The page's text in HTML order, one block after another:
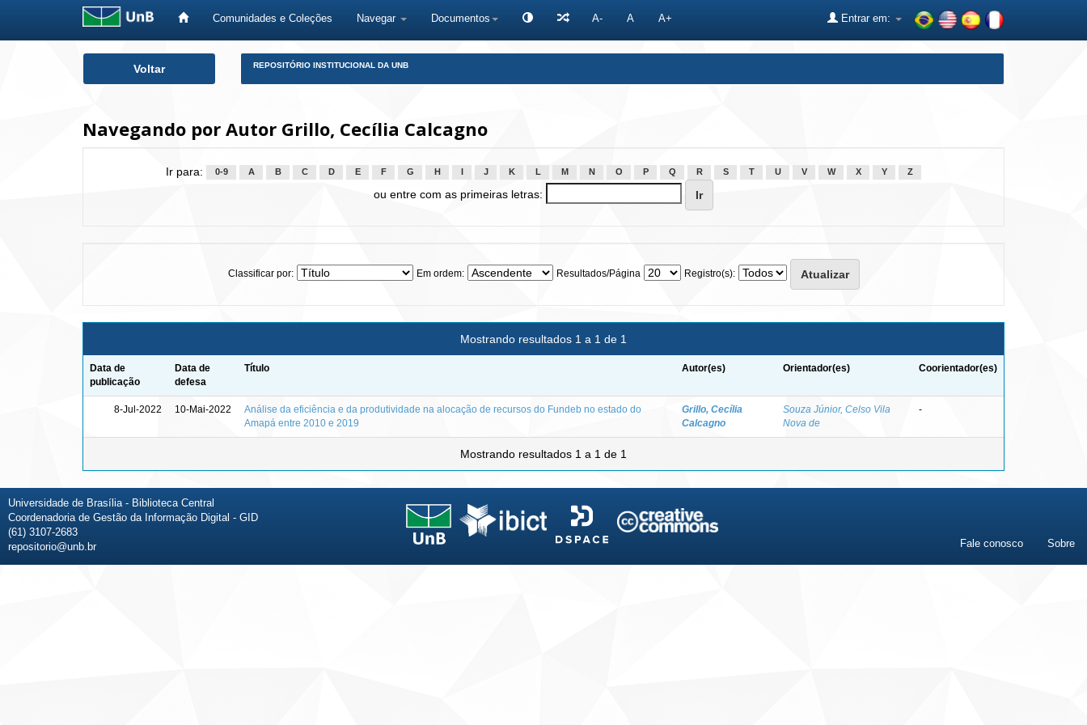
Comunidades e Coleções Navegar Documentos A- A A+ Entrar em:
Voltar REPOSITÓRIO INSTITUCIONAL DA UNB
Navegando por Autor Grillo, Cecília Calcagno
Ir para: 0-9 A B C D E F G H J K L M N O P Q R S T U V W X Y Z
ou entre com as primeiras letras:
Classificar por: Em ordem: Resultados/Página Registro(s):
Mostrando resultados 1 a 1 de 1
Data de
publicação
Data de
defesa
Título Autor(es) Orientador(es) Coorientador(es)
8-Jul-2022 10-Mai-2022
Análise da eficiência e da produtividade na alocação de recursos do Fundeb no estado do
Amapá entre 2010 e 2019
Grillo, Cecília
Calcagno
Souza Júnior, Celso Vila
Nova de
-
Mostrando resultados 1 a 1 de 1
Universidade de Brasília - Biblioteca Central
Coordenadoria de Gestão da Informação Digital - GID
(61) 3107-2683
repositorio@unb.br
Fale conosco Sobre